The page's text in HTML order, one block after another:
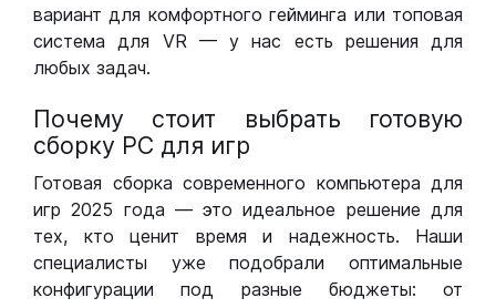
вариант для комфортного гейминга или топовая
система для VR — у нас есть решения для
любых задач.
Почему стоит выбрать готовую
сборку РС для игр
Готовая сборка современного компьютера для
игр 2025 года — это идеальное решение для
тех, кто ценит время и надежность. Наши
специалисты уже подобрали оптимальные
конфигурации под разные бюджеты: от